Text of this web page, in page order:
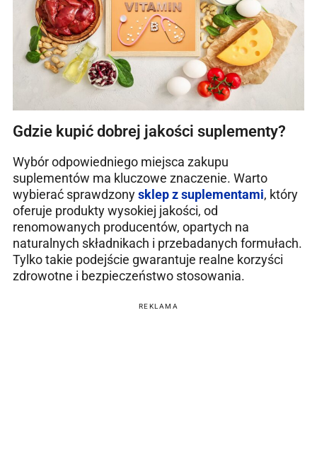
Gdzie kupić dobrej jakości suplementy?
Wybór odpowiedniego miejsca zakupu
suplementów ma kluczowe znaczenie. Warto
wybierać sprawdzonysklep z suplementami, który
oferuje produkty wysokiej jakości, od
renomowanych producentów, opartych na
naturalnych składnikach i przebadanych formułach.
Tylko takie podejście gwarantuje realne korzyści
zdrowotne i bezpieczeństwo stosowania.
REKLAMA